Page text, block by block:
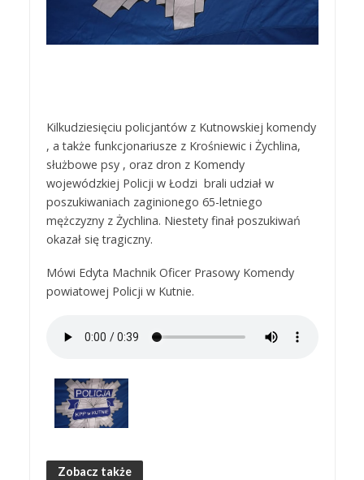
Kilkudziesięciu policjantów z Kutnowskiej komendy
, a także funkcjonariusze z Krośniewic i Żychlina,
służbowe psy , oraz dron z Komendy
wojewódzkiej Policji w Łodzi brali udział w
poszukiwaniach zaginionego 65-letniego
mężczyzny z Żychlina. Niestety finał poszukiwań
okazał się tragiczny.
Mówi Edyta Machnik Oficer Prasowy Komendy
powiatowej Policji w Kutnie.
Zobacz także